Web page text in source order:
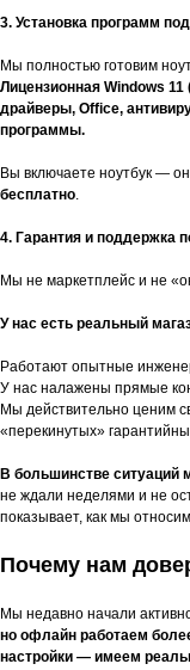
3. Установка программ
Мы полностью готовим
Лицензионная Windows
драйверы, Office,
программы.
Вы включаете ноутбук —
бесплатно.
4. Гарантия и поддержка
Мы не маркетплейс и не
У нас есть реальный
Работают опытные
У нас налажены прямые
Мы действительно ценим
«перекинутых»
В большинстве ситуаций
не ждали неделями и не
показывает, как мы
Почему нам
Мы недавно начали
но офлайн работаем
настройки — имеем